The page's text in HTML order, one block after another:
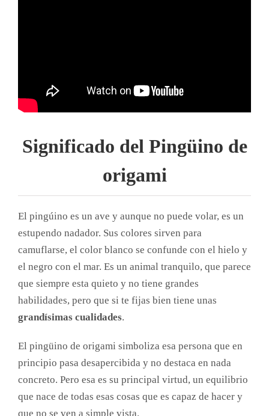
Significado del Pingüino de
origami
El pingúino es un ave y aunque no puede volar, es un
estupendo nadador. Sus colores sirven para
camuflarse, el color blanco se confunde con el hielo y
el negro con el mar. Es un animal tranquilo, que parece
que siempre esta quieto y no tiene grandes
habilidades, pero que si te fijas bien tiene unas
grandísimas cualidades.
El pingüino de origami simboliza esa persona que en
principio pasa desapercibida y no destaca en nada
concreto. Pero esa es su principal virtud, un equilibrio
que nace de todas esas cosas que es capaz de hacer y
que no se ven a simple vista.